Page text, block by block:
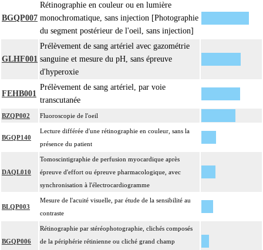
BGQP007
Rétinographie en couleur ou en lumière
monochromatique, sans injection [Photographie
du segment postérieur de l'oeil, sans injection]
GLHF001
Prélèvement de sang artériel avec gazométrie
sanguine et mesure du pH, sans épreuve
d'hyperoxie
FEHB001
Prélèvement de sang artériel, par voie
transcutanée
BZQP002 Fluoroscopie de l'oeil
BGQP140
Lecture différée d'une rétinographie en couleur, sans la
présence du patient
DAQL010
Tomoscintigraphie de perfusion myocardique après
épreuve d'effort ou épreuve pharmacologique, avec
synchronisation à l'électrocardiogramme
BLQP003
Mesure de l'acuité visuelle, par étude de la sensibilité au
contraste
BGQP006
Rétinographie par stéréophotographie, clichés composés
de la périphérie rétinienne ou cliché grand champ